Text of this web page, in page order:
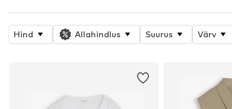
Hind Allahindlus Suurus Värv